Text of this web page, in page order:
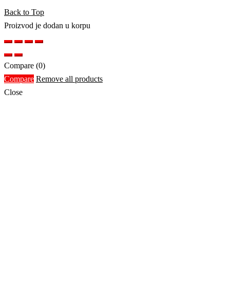
Back to Top
Proizvod je dodan u korpu
Compare (0)
Compare Remove all products
Close